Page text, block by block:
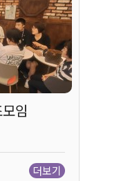
임
더보기